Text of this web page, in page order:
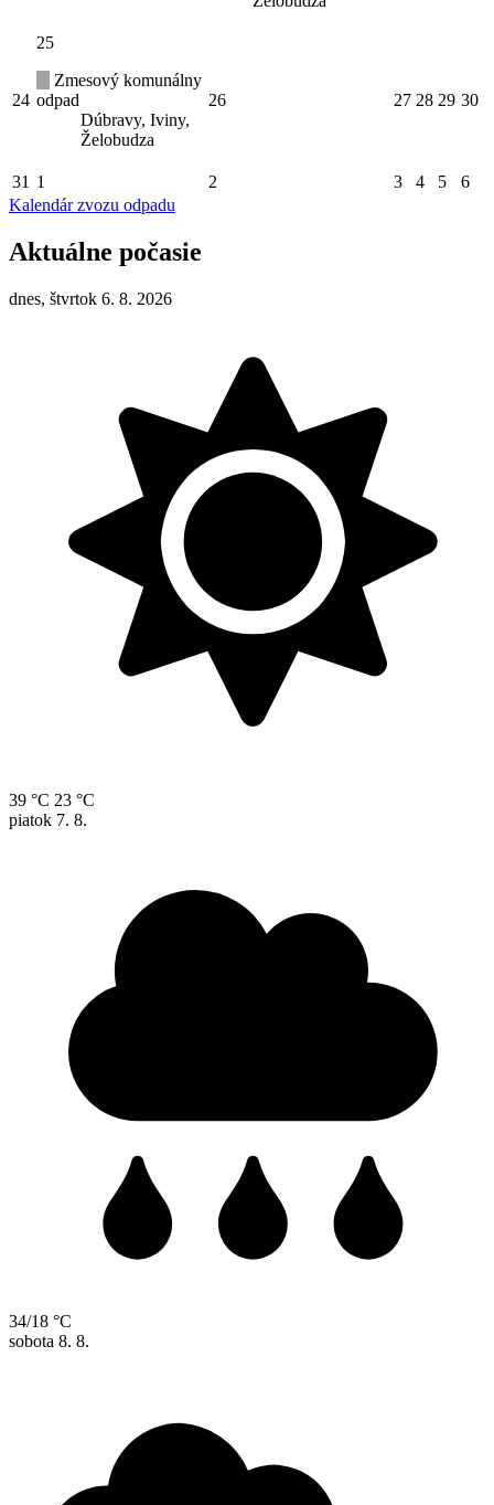
24
25
Zmesový komunálny
odpad
Dúbravy, Iviny,
Želobudza
26 27 28 29 30
31 1 2 3 4 5
6
Kalendár zvozu odpadu
Aktuálne počasie
dnes, štvrtok 6. 8. 2026
39 °C 23 °C
piatok 7. 8.
34/18 °C
sobota 8. 8.